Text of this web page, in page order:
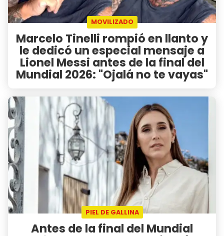
MOVILIZADO
Marcelo Tinelli rompió en llanto y
le dedicó un especial mensaje a
Lionel Messi antes de la final del
Mundial 2026: "Ojalá no te vayas"
PIEL DE GALLINA
Antes de la final del Mundial